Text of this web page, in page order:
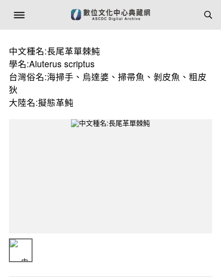
中文種名:長尾革單棘魨
學名:Aluterus scriptus
台灣俗名:海掃手、烏達婆、掃帚魚、剝皮魚、粗皮
狄
大陸名:擬態革魨